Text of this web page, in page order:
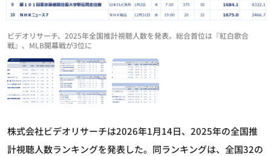
ビデオリサーチ、2025年全国推計視聴人数を発表。総合首位は『紅白歌合
戦』、MLB開幕戦が3位に
株式会社ビデオリサーチは2026年1月14日、2025年の全国推
計視聴人数ランキングを発表した。同ランキングは、全国32の